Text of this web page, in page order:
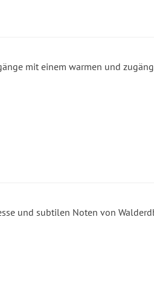
mit einem warmen und
und subtilen Noten von